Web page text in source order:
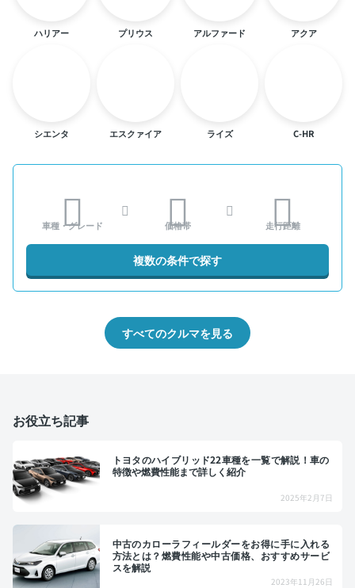
ハリアー プリウス アルファード アクア
シエンタ エスクァイア ライズ C-HR
車種・グレード 価格帯 走行距離
複数の条件で探す
すべてのクルマを見る
お役立ち記事
トヨタのハイブリッド22車種を一覧で解説！車の
特徴や燃費性能まで詳しく紹介
2025年2月7日
中古のカローラフィールダーをお得に手に入れる
方法とは？燃費性能や中古価格、おすすめサービ
スを解説
2023年11月26日